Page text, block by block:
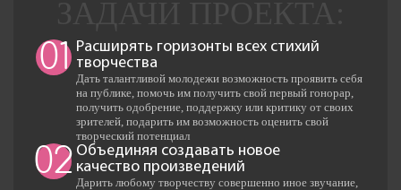
01 Расширять горизонты всех стихий
творчества
Дать талантливой молодежи возможность проявить себя
на публике, помочь им получить свой первый гонорар,
получить одобрение, поддержку или критику от своих
зрителей, подарить им возможность оценить свой
творческий потенциал
02 Объединяя создавать новое
качество произведений
Дарить любому творчеству совершенно иное звучание,